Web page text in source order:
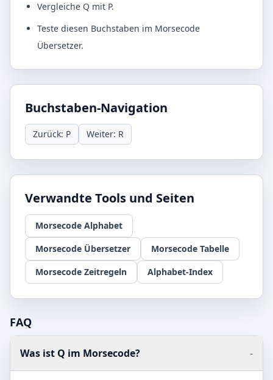
Vergleiche Q mit P.
Teste diesen Buchstaben im Morsecode
Übersetzer.
Buchstaben-Navigation
Zurück: P Weiter: R
Verwandte Tools und Seiten
Morsecode Alphabet
Morsecode Übersetzer
Morsecode Tabelle
Morsecode Zeitregeln
Alphabet-Index
FAQ
Was ist Q im Morsecode? -